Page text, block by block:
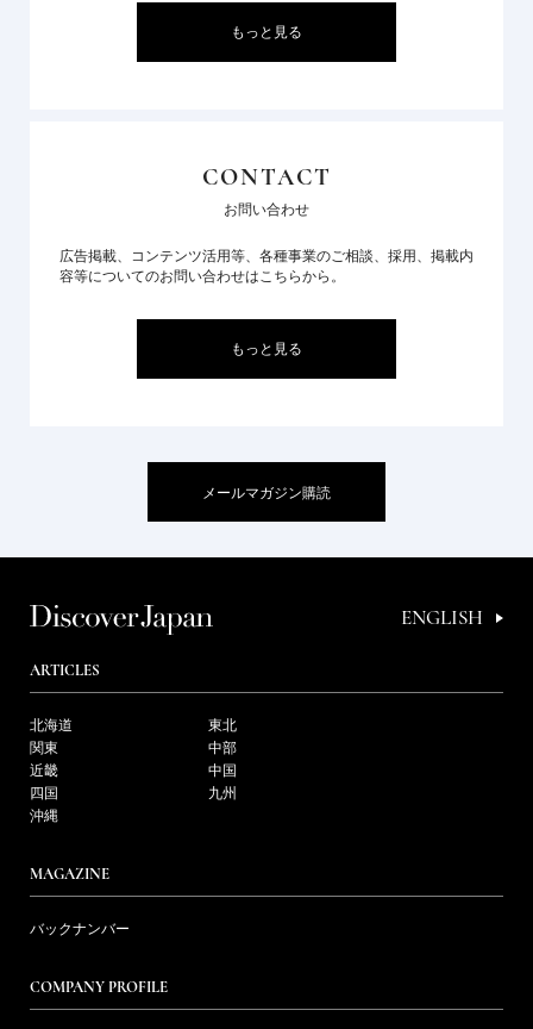
もっと見る
CONTACT
お問い合わせ
広告掲載、コンテンツ活用等、各種事業のご相談、採用、掲載内
容等についてのお問い合わせはこちらから。
もっと見る
メールマガジン購読
ENGLISH
ARTICLES
北海道
東北
関東
中部
近畿
中国
四国
九州
沖縄
MAGAZINE
バックナンバー
COMPANY PROFILE